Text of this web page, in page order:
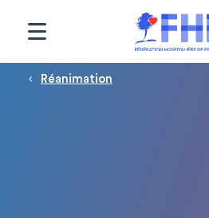
Fil d'Ariane
Réanimation
Panneau de gestion des cookies